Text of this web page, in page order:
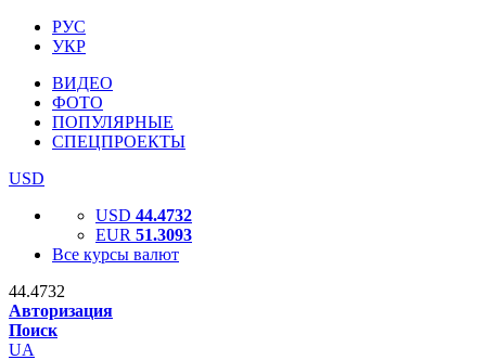
РУС
УКР
ВИДЕО
ФОТО
ПОПУЛЯРНЫЕ
СПЕЦПРОЕКТЫ
USD
USD 44.4732
EUR 51.3093
Все курсы валют
44.4732
Авторизация
Поиск
UA